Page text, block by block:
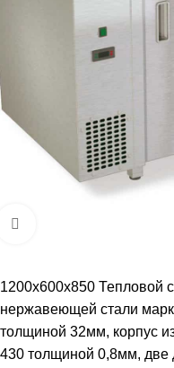
1200х600х850 Тепловой
нержавеющей стали
толщиной 32мм, корпус
430 толщиной 0,8мм, две